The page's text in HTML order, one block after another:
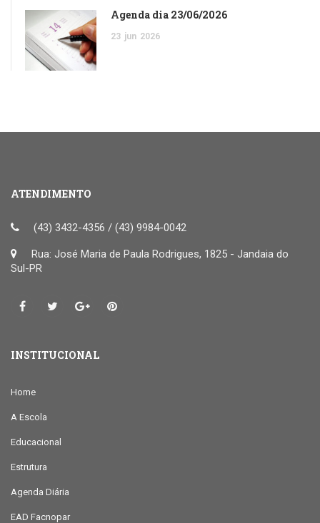
Agenda dia 23/06/2026
23 jun 2026
ATENDIMENTO
(43) 3432-4356 / (43) 9984-0042
Rua: José Maria de Paula Rodrigues, 1825 - Jandaia do
Sul-PR
INSTITUCIONAL
Home
A Escola
Educacional
Estrutura
Agenda Diária
EAD Facnopar